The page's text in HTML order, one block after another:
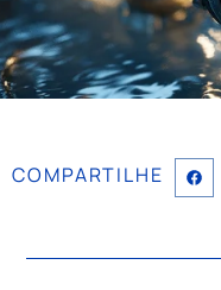
COMPARTILHE